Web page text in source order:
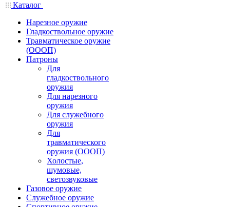
Каталог
Нарезное оружие
Гладкоствольное оружие
Травматическое оружие
(ОООП)
Патроны
Для
гладкоствольного
оружия
Для нарезного
оружия
Для служебного
оружия
Для
травматического
оружия (ОООП)
Холостые,
шумовые,
светозвуковые
Газовое оружие
Служебное оружие